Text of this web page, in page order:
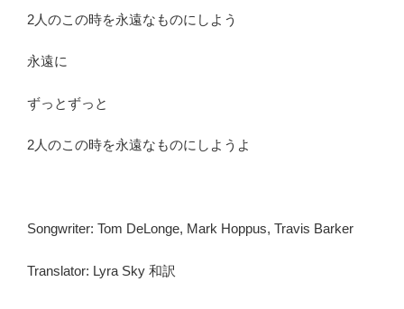
2人のこの時を永遠なものにしよう
永遠に
ずっとずっと
2人のこの時を永遠なものにしようよ
Songwriter: Tom DeLonge, Mark Hoppus, Travis Barker
Translator: Lyra Sky 和訳